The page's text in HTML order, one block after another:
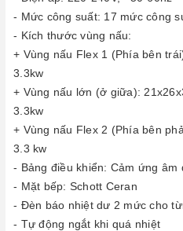
- Mức công suất: 17 mức công
- Kích thước vùng nấu:
+ Vùng nấu Flex 1 (Phía bên
3.3kw
+ Vùng nấu lớn (ở giữa):
3.3kw
+ Vùng nấu Flex 2 (Phía bên
3.3 kw
- Bảng điều khiển: Cảm ứng âm
- Mặt bếp: Schott Ceran
- Đèn báo nhiệt dư 2 mức cho
- Tự động ngắt khi quá nhiệt